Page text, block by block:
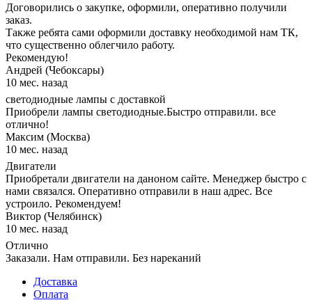
Договорились о закупке, оформили, оперативно получили
заказ.
Также ребята сами оформили доставку необходимой нам ТК,
что существенно облегчило работу.
Рекомендую!
Андрей (Чебоксары)
10 мес. назад
светодиодные лампы с доставкой
Приобрели лампы светодиодные.Быстро отправили. все
отлично!
Максим (Москва)
10 мес. назад
Двигатели
Приобретали двигатели на даноном сайте. Менеджер быстро с
нами связался. Оперативно отправили в наш адрес. Все
устроило. Рекомендуем!
Виктор (Челябинск)
10 мес. назад
Отлично
Заказали. Нам отправили. Без нареканий
Доставка
Оплата